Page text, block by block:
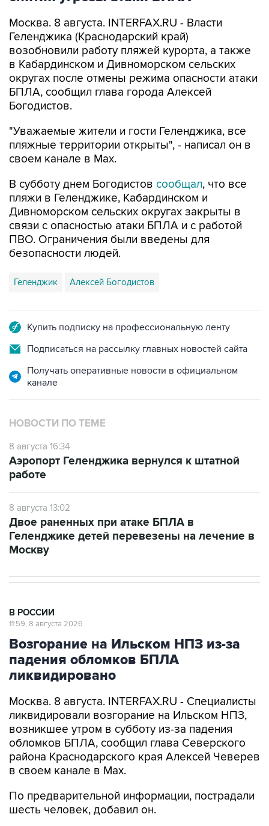
Москва. 8 августа. INTERFAX.RU - Власти
Геленджика (Краснодарский край)
возобновили работу пляжей курорта, а также
в Кабардинском и Дивноморском сельских
округах после отмены режима опасности атаки
БПЛА, сообщил глава города Алексей
Богодистов.
"Уважаемые жители и гости Геленджика, все
пляжные территории открыты", - написал он в
своем канале в Max.
В субботу днем Богодистов сообщал, что все
пляжи в Геленджике, Кабардинском и
Дивноморском сельских округах закрыты в
связи с опасностью атаки БПЛА и с работой
ПВО. Ограничения были введены для
безопасности людей.
Геленджик Алексей Богодистов
Купить подписку на профессиональную ленту
Подписаться на рассылку главных новостей сайта
Получать оперативные новости в официальном
канале
НОВОСТИ ПО ТЕМЕ
8 августа 16:34
Аэропорт Геленджика вернулся к штатной
работе
8 августа 13:02
Двое раненных при атаке БПЛА в
Геленджике детей перевезены на лечение в
Москву
В РОССИИ
11:59, 8 августа 2026
Возгорание на Ильском НПЗ из-за
падения обломков БПЛА
ликвидировано
Москва. 8 августа. INTERFAX.RU - Специалисты
ликвидировали возгорание на Ильском НПЗ,
возникшее утром в субботу из-за падения
обломков БПЛА, сообщил глава Северского
района Краснодарского края Алексей Чеверев
в своем канале в Max.
По предварительной информации, пострадали
шесть человек, добавил он.